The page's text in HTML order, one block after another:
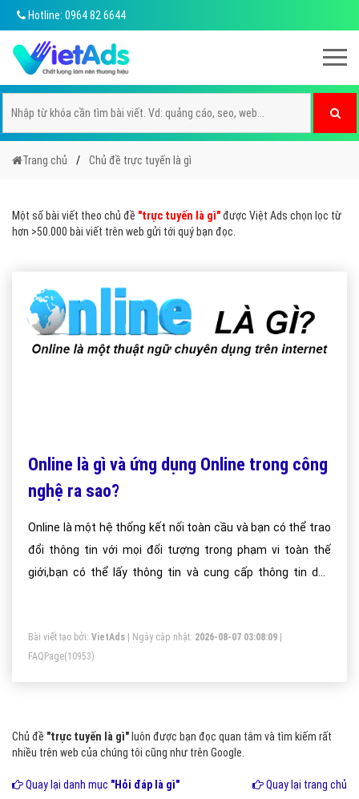
Hotline: 0964 82 6644
Trang chủ Chủ đề trực tuyến là gì
Một số bài viết theo chủ đề "trực tuyến là gì"được Việt Ads chọn lọc từ
hơn >50.000 bài viết trên web gửi tới quý bạn đọc.
Online là gì và ứng dụng Online trong công
nghệ ra sao?
Online là một hệ thống kết nối toàn cầu và bạn có thể trao
đổi thông tin với mọi đối tượng trong phạm vi toàn thế
giới,bạn có thể lấy thông tin và cung cấp thông tin dến
tính nhằm đáp ứng tất cả các nhu cầu của mọi người từ
việc giải trí, chơi game đến các nhu cầu trao đổi, tìm kiếm
thông tin, dạy học và nhiều tiện ích khác.
Bài viết tạo bởi: VietAds | Ngày cập nhật: 2026-08-07 03:08:09
FAQPage(10953)
Chủ đề "trực tuyến là gì" luôn được bạn đọc quan tâm và tìm kiếm rất
nhiều trên web của chúng tôi cũng như trên Google.
Quay lại danh mục "Hỏi đáp là gì" Quay lại trang chủ